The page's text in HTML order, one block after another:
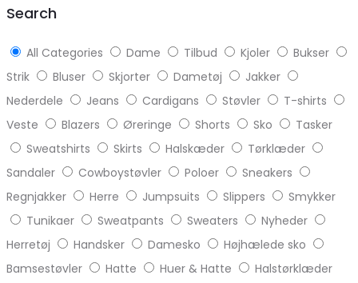
Search
All Categories Dame Tilbud Kjoler
Bukser
Strik
Bluser Skjorter Dametøj
Jakker
Nederdele
Jeans Cardigans Støvler
T-shirts
Veste
Blazers Øreringe Shorts Sko
Tasker
Sweatshirts
Skirts Halskæder
Tørklæder
Sandaler
Cowboystøvler Poloer
Sneakers
Regnjakker
Herre Jumpsuits Slippers
Smykker
Tunikaer
Sweatpants Sweaters
Nyheder
Herretøj
Handsker Damesko
Højhælede sko
Bamsestøvler
Hatte Huer & Hatte
Halstørklæder